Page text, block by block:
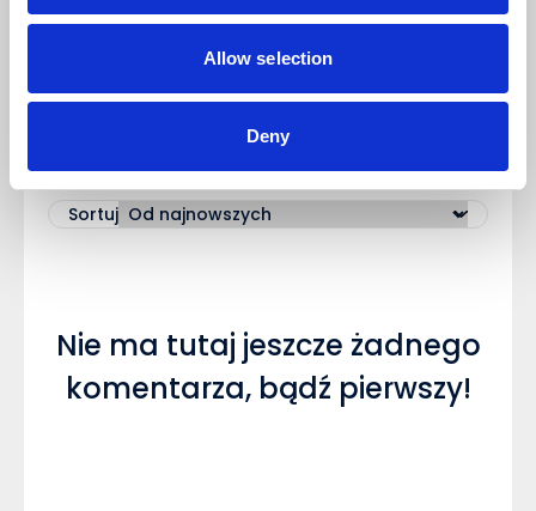
Allow selection
Deny
strategicznie trafny – zarówno dla firmy, jak i jej
Komentarze (0)
Sortuj
Nie ma tutaj jeszcze żadnego
komentarza, bądź pierwszy!